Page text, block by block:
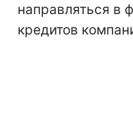
направляться в
кредитов